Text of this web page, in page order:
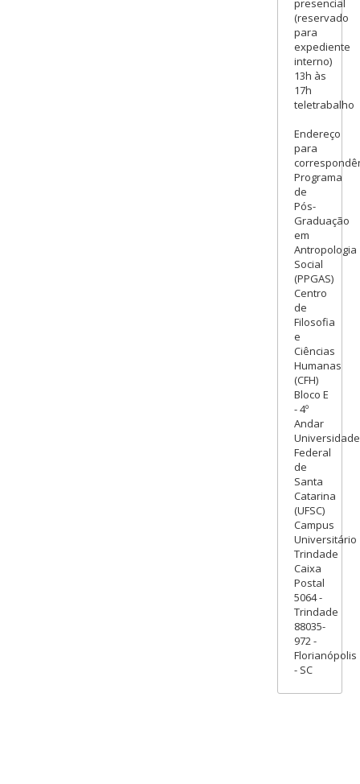
presencial
(reservado
para
expediente
interno)
13h às
17h
teletrabalho
Endereço
para
Programa
de
Pós-
Graduação
em
Antropologia
Social
(PPGAS)
Centro
de
Filosofia
e
Ciências
Humanas
(CFH)
Bloco E
- 4º
Andar
Universidade
Federal
de
Santa
Catarina
(UFSC)
Campus
Universitário
Trindade
Caixa
Postal
5064 -
Trindade
88035-
972 -
Florianópolis
- SC